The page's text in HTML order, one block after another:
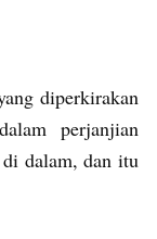
diperkirakan
perjanjian
dalam, dan itu